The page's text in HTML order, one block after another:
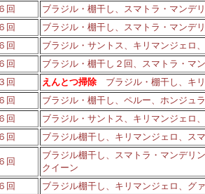
６回
ブラジル・棚干し、スマトラ・マンデ
６回
ブラジル・棚干し、スマトラ・マンデ
６回
ブラジル・サントス、キリマンジェロ
６回
ブラジル・棚干し２回、スマトラ・マ
３回 えんとつ掃除 ブラジル・棚干し、キ
６回
ブラジル・棚干し、ペルー、ホンジュ
６回
ブラジル・サントス、キリマンジェロ
６回 ブラジル棚干し、キリマンジェロ、ス
６回
ブラジル棚干し、スマトラ・マンデリ
クイーン
６回
ブラジル棚干し、キリマンジェロ、グ